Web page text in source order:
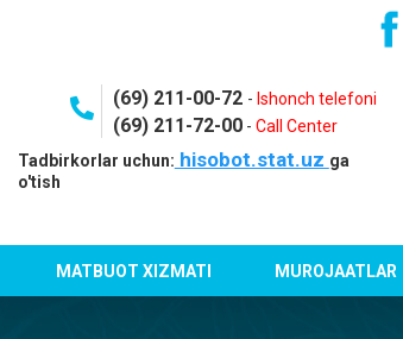
(69) 211-00-72 - Ishonch telefoni
(69) 211-72-00- Call Center
Tadbirkorlar uchun: hisobot.stat.uz ga
o'tish
MATBUOT XIZMATI MUROJAATLAR